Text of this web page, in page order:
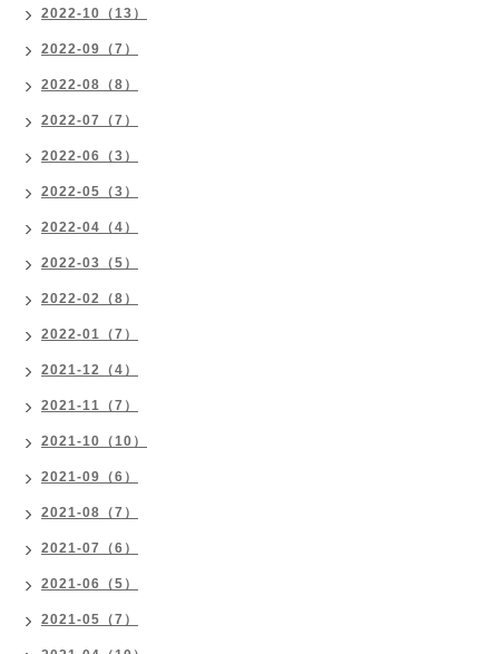
2022-10（13）
2022-09（7）
2022-08（8）
2022-07（7）
2022-06（3）
2022-05（3）
2022-04（4）
2022-03（5）
2022-02（8）
2022-01（7）
2021-12（4）
2021-11（7）
2021-10（10）
2021-09（6）
2021-08（7）
2021-07（6）
2021-06（5）
2021-05（7）